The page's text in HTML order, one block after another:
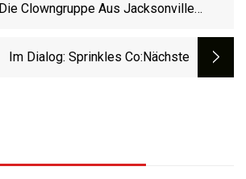
Die Clowngruppe Aus Jacksonville
Wieder Aufzubauen
Im Dialog: Sprinkles Co:nächste